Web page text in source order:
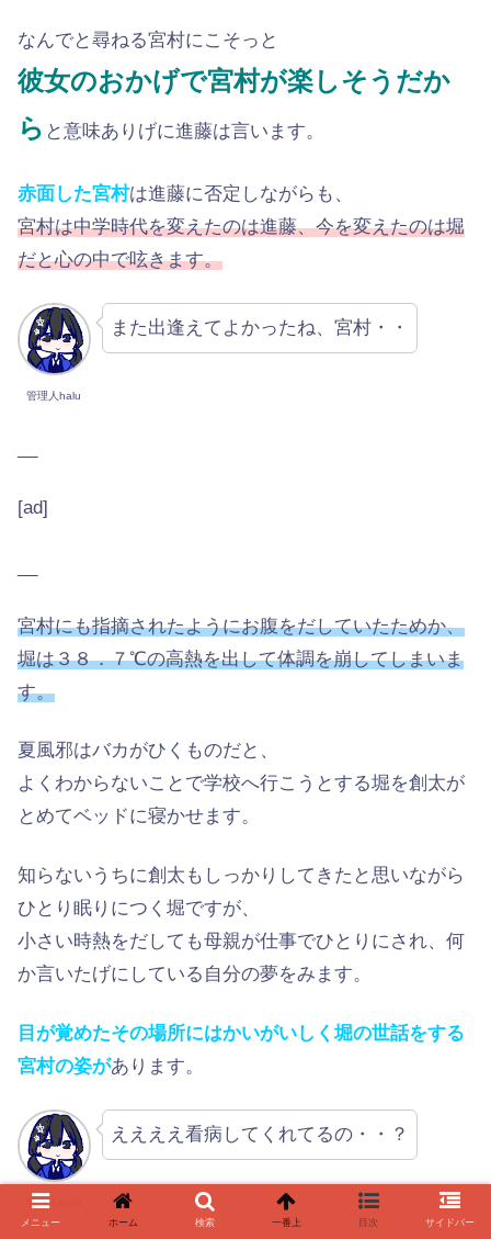
なんでと尋ねる宮村にこそっと
彼女のおかげで宮村が楽しそうだか
ら と意味ありげに進藤は言います。
赤面した宮村は進藤に否定しながらも、
宮村は中学時代を変えたのは進藤、今を変えたのは堀
だと心の中で呟きます。
管理人halu
また出逢えてよかったね、宮村・・
[ad]
宮村にも指摘されたようにお腹をだしていたためか、
堀は３８．７℃の高熱を出して体調を崩してしまいま
す。
夏風邪はバカがひくものだと、
よくわからないことで学校へ行こうとする堀を創太が
とめてベッドに寝かせます。
知らないうちに創太もしっかりしてきたと思いながら
ひとり眠りにつく堀ですが、
小さい時熱をだしても母親が仕事でひとりにされ、何
か言いたげにしている自分の夢をみます。
目が覚めたその場所にはかいがいしく堀の世話をする
宮村の姿があります。
管理人halu
ええええ看病してくれてるの・・？
メニュー ホーム 検索 一番上 目次 サイドバー